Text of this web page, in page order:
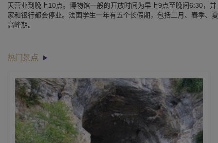
天营业到晚上10点。博物馆一般的开放时间为早上9点至晚间6:30，
家和银行都会停业。法国学生一年有五个长假期，包括二月、春季、
高峰期。
热门景点